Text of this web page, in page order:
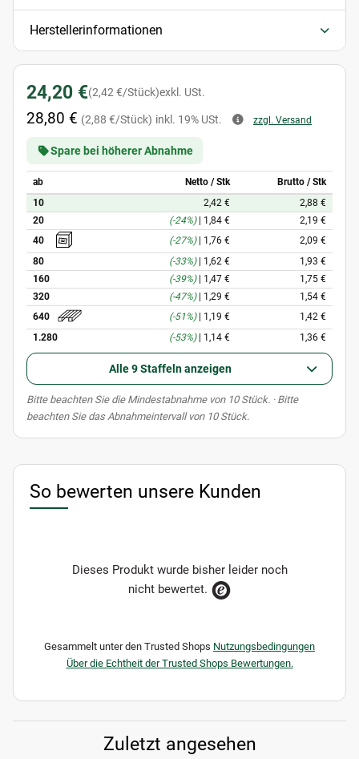
Herstellerinformationen
24,20 €(2,42 €/Stück)exkl. USt.
28,80 € (2,88 €/Stück) inkl. 19% USt. zzgl. Versand
Spare bei höherer Abnahme
ab Netto / Stk
Brutto / Stk
10
2,42 €
2,88 €
20
(-24%) 1,84 €
2,19 €
40
(-27%) 1,76 €
2,09 €
80
(-33%) 1,62 €
1,93 €
160
(-39%) 1,47 €
1,75 €
320
(-47%) 1,29 €
1,54 €
640
(-51%) 1,19 €
1,42 €
1.280
(-53%) 1,14 € 1,36 €
Alle 9 Staffeln anzeigen
xBitte beachten Sie die Mindestabnahme von 10 Stück. · Bitte
beachten Sie das Abnahmeintervall von 10 Stück.
So bewerten unsere Kunden
Dieses Produkt wurde bisher leider noch
nicht bewertet.
Gesammelt unter den Trusted Shops Nutzungsbedingungen
Über die Echtheit der Trusted Shops Bewertungen.
Zuletzt angesehen